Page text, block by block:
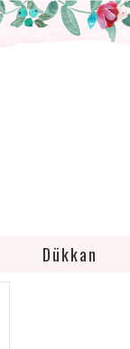
Dükkan